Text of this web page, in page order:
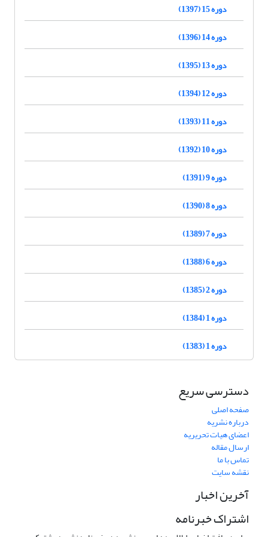
دوره 15 (1397)
دوره 14 (1396)
دوره 13 (1395)
دوره 12 (1394)
دوره 11 (1393)
دوره 10 (1392)
دوره 9 (1391)
دوره 8 (1390)
دوره 7 (1389)
دوره 6 (1388)
دوره 2 (1385)
دوره 1 (1384)
دوره 1 (1383)
دسترسی سریع
صفحه اصلی
درباره نشریه
اعضای هیات تحریریه
ارسال مقاله
تماس با ما
نقشه سایت
آخرین اخبار
اشتراک خبرنامه